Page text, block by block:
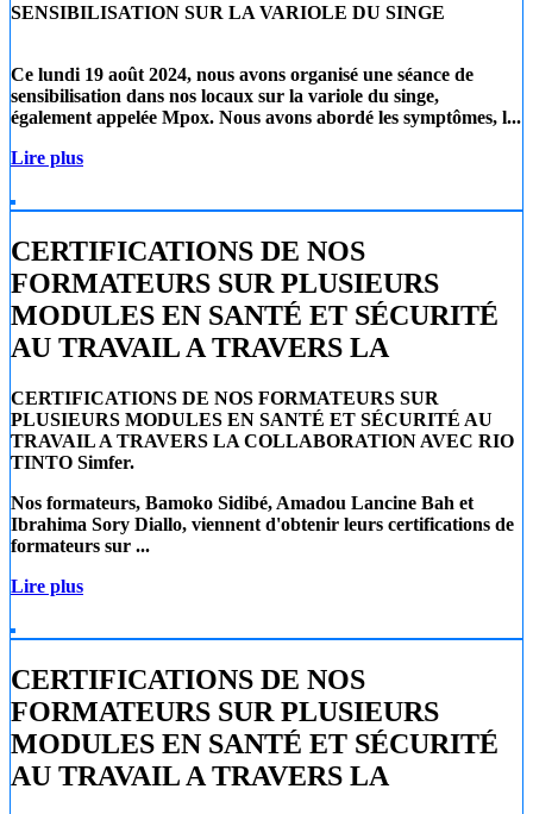
SENSIBILISATION SUR LA VARIOLE DU SINGE
Ce lundi 19 août 2024, nous avons organisé une séance de
sensibilisation dans nos locaux sur la variole du singe,
également appelée Mpox. Nous avons abordé les symptômes, l...
Lire plus
CERTIFICATIONS DE NOS
FORMATEURS SUR PLUSIEURS
MODULES EN SANTÉ ET SÉCURITÉ
AU TRAVAIL A TRAVERS LA
CERTIFICATIONS DE NOS FORMATEURS SUR
PLUSIEURS MODULES EN SANTÉ ET SÉCURITÉ AU
TRAVAIL A TRAVERS LA COLLABORATION AVEC RIO
TINTO Simfer.
Nos formateurs, Bamoko Sidibé, Amadou Lancine Bah et
Ibrahima Sory Diallo, viennent d'obtenir leurs certifications de
formateurs sur ...
Lire plus
CERTIFICATIONS DE NOS
FORMATEURS SUR PLUSIEURS
MODULES EN SANTÉ ET SÉCURITÉ
AU TRAVAIL A TRAVERS LA